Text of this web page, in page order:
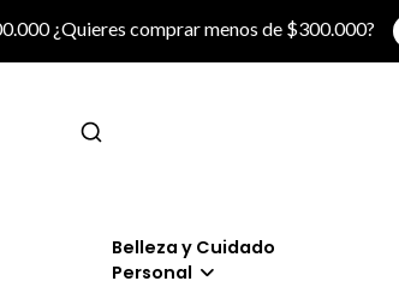
¿Quieres comprar menos de $300.000?
Belleza y Cuidado
Personal